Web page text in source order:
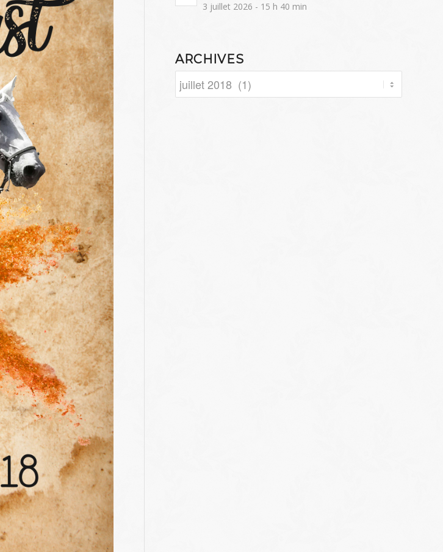
3 juillet 2026 - 15 h 40 min
ARCHIVES